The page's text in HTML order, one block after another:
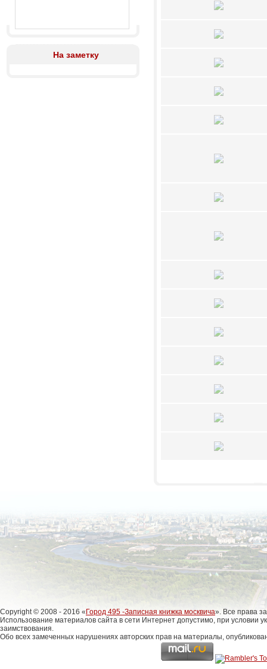
На заметку
Copyright © 2008 - 2016 «Город 495 -Записная книжка москвича». Все права
Использование материалов сайта в сети Интернет допустимо, при условии
заимствования.
Обо всех замеченных нарушениях авторских прав на материалы,